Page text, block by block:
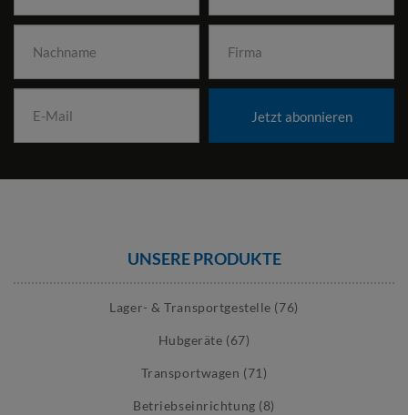
Jetzt abonnieren
UNSERE PRODUKTE
Lager- & Transportgestelle (76)
Hubgeräte (67)
Transportwagen (71)
Betriebseinrichtung (8)